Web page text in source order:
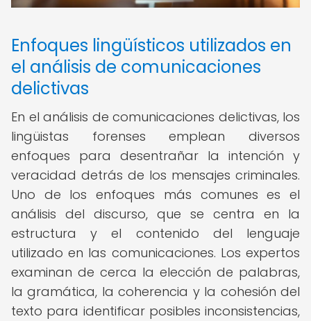
Enfoques lingüísticos utilizados en
el análisis de comunicaciones
delictivas
En el análisis de comunicaciones delictivas, los
lingüistas forenses emplean diversos
enfoques para desentrañar la intención y
veracidad detrás de los mensajes criminales.
Uno de los enfoques más comunes es el
análisis del discurso, que se centra en la
estructura y el contenido del lenguaje
utilizado en las comunicaciones. Los expertos
examinan de cerca la elección de palabras,
la gramática, la coherencia y la cohesión del
texto para identificar posibles inconsistencias,